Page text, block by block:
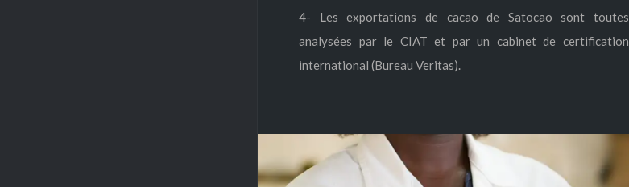
4- Les exportations de cacao de Satocao sont toutes
analysées par le CIAT et par un cabinet de certification
international (Bureau Veritas).